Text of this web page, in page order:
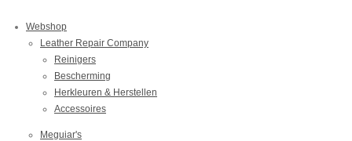
Webshop
Leather Repair Company
Reinigers
Bescherming
Herkleuren & Herstellen
Accessoires
Meguiar's